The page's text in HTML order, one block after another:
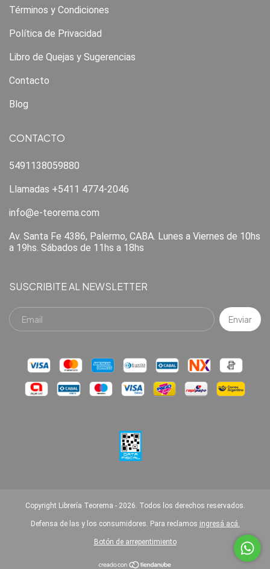
Términos y Condiciones
Política de Privacidad
Libro de Quejas y Sugerencias
Contacto
Blog
CONTACTO
5491138059880
Llamadas +5411 4774-2046
info@e-teorema.com
Av. Santa Fe 4386, Palermo, CABA. Lunes a Viernes de 10hs
a 19hs. Sábados de 11hs a 18hs
SUSCRIBITE AL NEWSLETTER
Copyright Librería Teorema - 2026. Todos los derechos reservados.
Defensa de las y los consumidores. Para reclamos ingresá acá.
Botón de arrepentimiento